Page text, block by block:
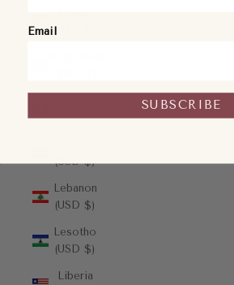
(USD $)
(USD $)
(USD $)
Lebanon
(USD $)
Lesotho
(USD $)
Liberia
Email
SUBSCRIBE